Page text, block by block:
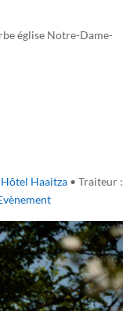
église Notre-Dame-
Hôtel Haaitza• Traiteur :